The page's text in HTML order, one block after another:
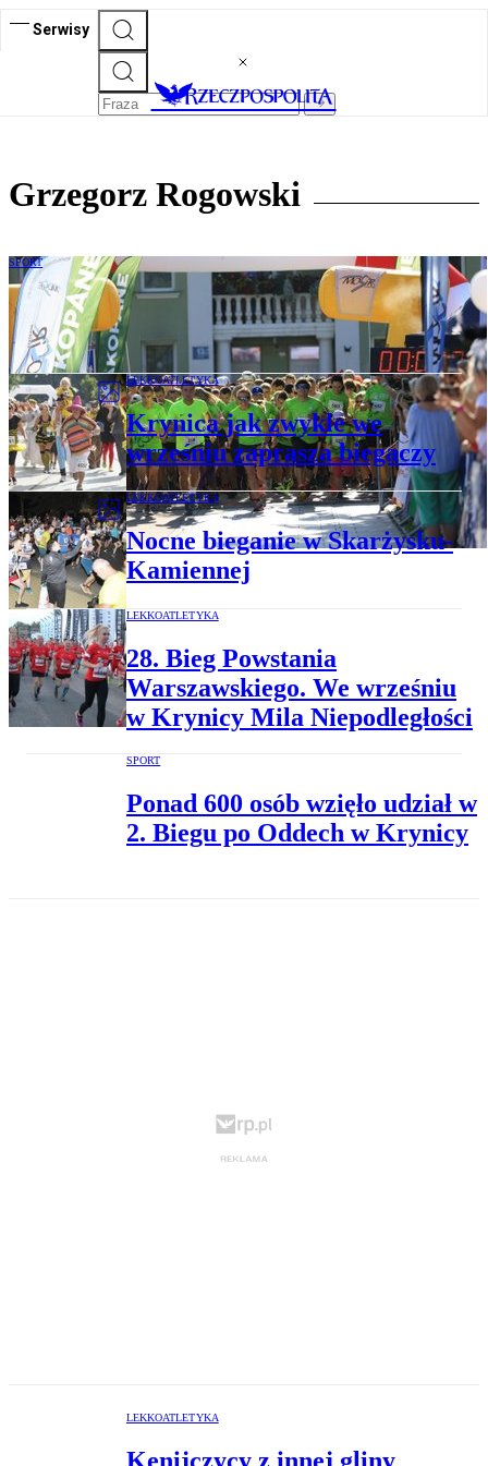
Serwisy
Grzegorz Rogowski
SPORT
Festiwal Biegowy w Krynicy. Bieg po
oddech
LEKKOATLETYKA
Krynica jak zwykle we
wrześniu zaprasza biegaczy
LEKKOATLETYKA
Nocne bieganie w Skarżysku-
Kamiennej
LEKKOATLETYKA
28. Bieg Powstania
Warszawskiego. We wrześniu
w Krynicy Mila Niepodległości
SPORT
Ponad 600 osób wzięło udział w
2. Biegu po Oddech w Krynicy
LEKKOATLETYKA
Kenijczycy z innej gliny